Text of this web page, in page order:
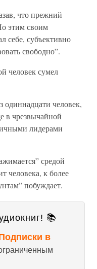
что прежний
этим своим
себе, субъективно
свободно”.
человек сумел
человек,
в чрезвычайной
лидерами
средой
человека, к более
побуждает.
📚
в